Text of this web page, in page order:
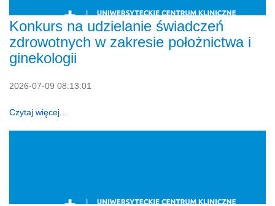
Konkurs na udzielanie świadczeń
zdrowotnych w zakresie położnictwa i
ginekologii
2026-07-09 08:13:01
Czytaj więcej...